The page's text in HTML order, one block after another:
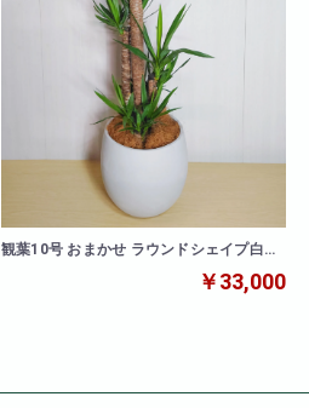
観葉10号 おまかせ ラウンドシェイプ白鉢
￥33,000